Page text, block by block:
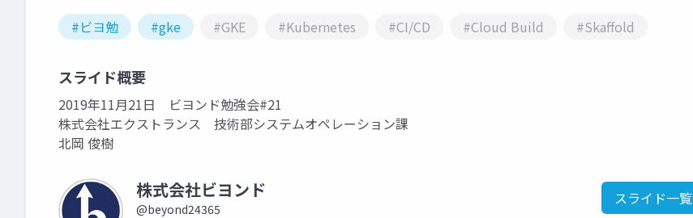
#ビヨ勉 #gke #GKE #Kubernetes #CI/CD #Cloud Build #Skaffold
スライド概要
2019年11月21日 ビヨンド勉強会#21
株式会社エクストランス 技術部システムオペレーション課
北岡 俊樹
株式会社ビヨンド
@beyond24365
スライド一覧